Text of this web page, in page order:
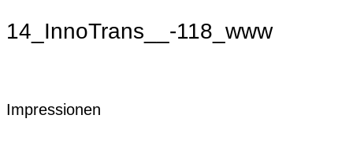
14_InnoTrans__-118_www
Impressionen